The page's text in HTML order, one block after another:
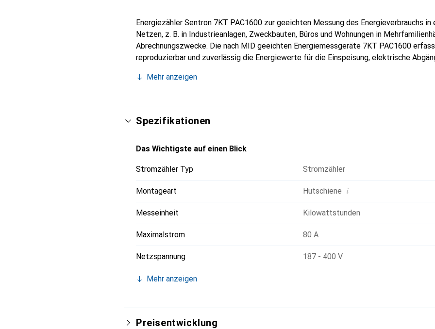
Energiezähler Sentron 7KT PAC1600 zur geeichten Messung des Energieverbrauchs in
Netzen, z. B. in Industrieanlagen, Zweckbauten, Büros und Wohnungen in
Abrechnungszwecke. Die nach MID geeichten Energiemessgeräte 7KT PAC1600
reproduzierbar und zuverlässig die Energiewerte für die Einspeisung, elektrische
nicht nur umfassende Informationen über Ihre Elektroinstallation und Energieverteilung
sich die Geräte dank ihrer vielfältigen Kommunikationsmöglichkeiten sehr einfach in
Automatisierungs- und Energiemanagementsysteme einbinden über Modbus RTU, M-
Schnittstelle.
Mehr anzeigen
Spezifikationen
Das Wichtigste auf einen Blick
Stromzähler Typ Stromzähler
Montageart Hutschiene i
Messeinheit Kilowattstunden
Maximalstrom 80 A
Netzspannung 187 - 400 V
Mehr anzeigen
Preisentwicklung